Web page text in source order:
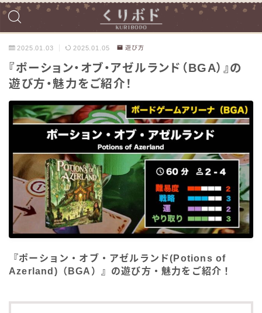
2025.01.03 2025.01.05 遊び方
『ポーション・オブ・アゼルランド（BGA）』の
遊び方・魅力をご紹介！
『ポーション・オブ・アゼルランド(Potions of
Azerland)（BGA）』の遊び方・魅力をご紹介！